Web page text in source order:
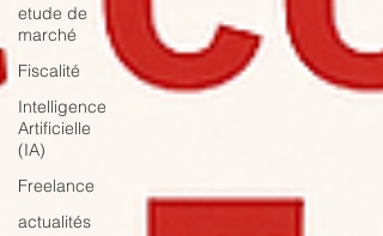
etude de
marché
Fiscalité
Intelligence
Artificielle
(IA)
Freelance
actualités